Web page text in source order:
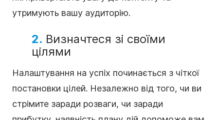
утримують вашу аудиторію.
2. Визначтеся зі своїми
цілями
Налаштування на успіх починається з чіткої
постановки цілей. Незалежно від того, чи ви
стрімите заради розваги, чи заради